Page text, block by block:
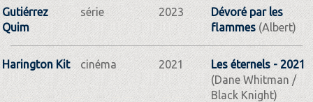
Gutiérrez
Quim
série 2023
Dévoré par les
flammes(Albert)
Harington Kit cinéma 2021
Les éternels - 2021
(Dane Whitman /
Black Knight)